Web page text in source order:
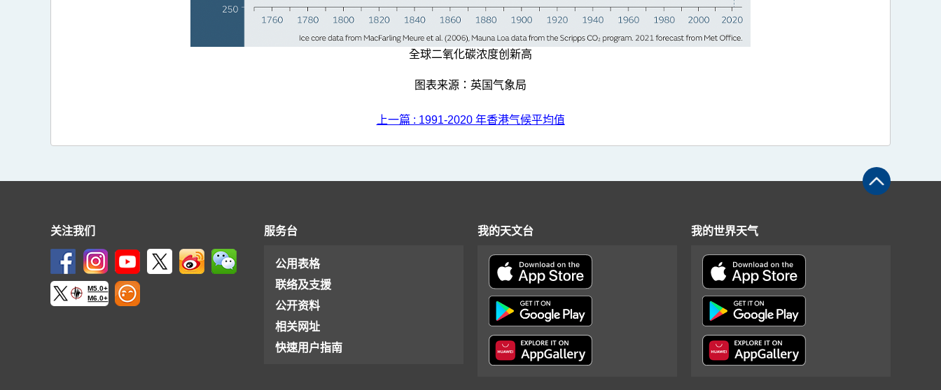
全球二氧化碳浓度创新高
图表来源：英国气象局
上一篇 : 1991-2020 年香港气候平均值
关注我们
M5.0+
M6.0+
服务台
公用表格
联络及支援
公开资料
相关网址
快速用户指南
我的天文台 我的世界天气